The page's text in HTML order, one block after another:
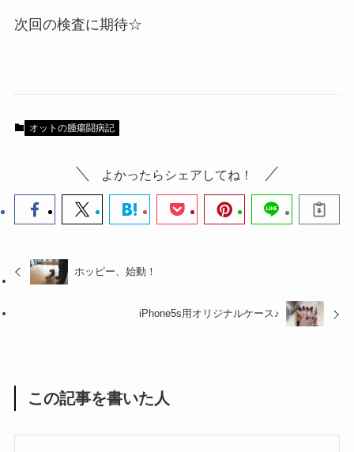
次回の検査に期待☆
オットの腫瘍闘病記
よかったらシェアしてね！
ホッピー、始動！
iPhone5s用オリジナルケース♪
この記事を書いた人